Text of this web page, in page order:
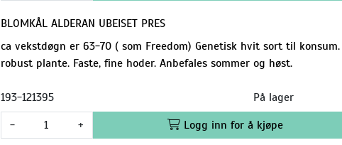
BLOMKÅL ALDERAN UBEISET PRES
ca vekstdøgn er 63-70 ( som Freedom) Genetisk hvit sort til
robust plante. Faste, fine hoder. Anbefales sommer og høst.
193-121395 På lager
- + Logg inn for å kjøpe